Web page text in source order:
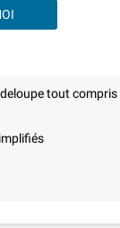
tout compris